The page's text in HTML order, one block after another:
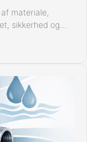
materiale,
sikkerhed og